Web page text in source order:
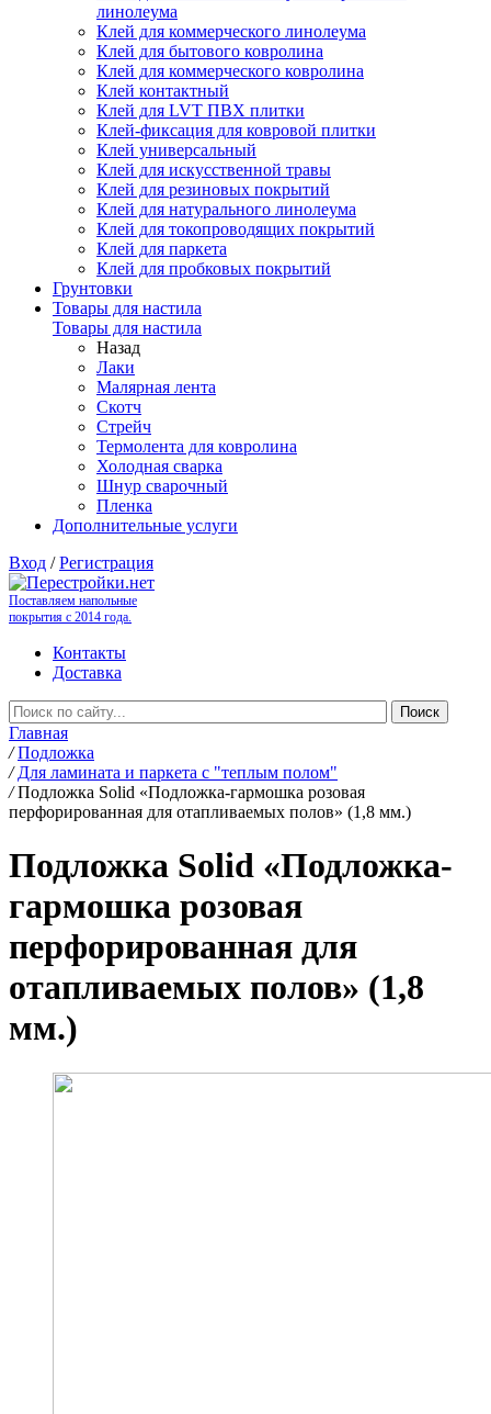
линолеума
Клей для коммерческого линолеума
Клей для бытового ковролина
Клей для коммерческого ковролина
Клей контактный
Клей для LVT ПВХ плитки
Клей-фиксация для ковровой плитки
Клей универсальный
Клей для искусственной травы
Клей для резиновых покрытий
Клей для натурального линолеума
Клей для токопроводящих покрытий
Клей для паркета
Клей для пробковых покрытий
Грунтовки
Товары для настила
Товары для настила
Назад
Лаки
Малярная лента
Скотч
Стрейч
Термолента для ковролина
Холодная сварка
Шнур сварочный
Пленка
Дополнительные услуги
Вход /Регистрация
Поставляем напольные
покрытия с 2014 года.
Контакты
Доставка
Главная
/ Подложка
/ Для ламината и паркета с "теплым полом"
/ Подложка Solid «Подложка-гармошка розовая
перфорированная для отапливаемых полов» (1,8 мм.)
Подложка Solid «Подложка-
гармошка розовая
перфорированная для
отапливаемых полов» (1,8
мм.)